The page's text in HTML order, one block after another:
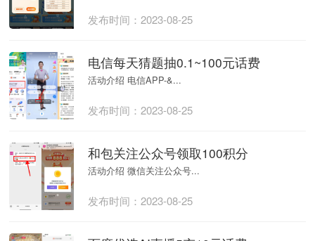
发布时间：2023-08-25
电信每天猜题抽0.1~100元话费
活动介绍 电信APP-&...
发布时间：2023-08-25
和包关注公众号领取100积分
活动介绍 微信关注公众号...
发布时间：2023-08-25